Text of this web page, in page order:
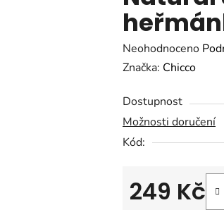
Průměrné
hodnocení
je
0,0
z
hvězdiček.
Neohodnoceno
Značka: Chicco
Dostupnost
Možnosti doručení
Kód:
249 Kč